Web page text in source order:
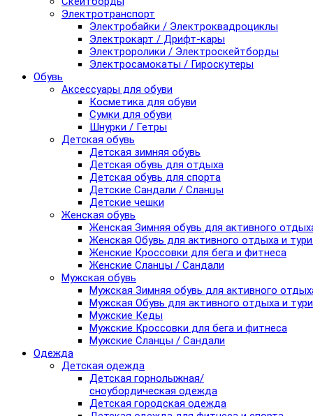
Электротранспорт
Электробайки / Электроквадроциклы
Электрокарт / Дрифт-кары
Электроролики / Электроскейтборды
Электросамокаты / Гироскутеры
Обувь
Аксессуары для обуви
Косметика для обуви
Сумки для обуви
Шнурки / Гетры
Детская обувь
Детская зимняя обувь
Детская обувь для отдыха
Детская обувь для спорта
Детские Сандали / Сланцы
Детские чешки
Женская обувь
Женская Зимняя обувь для активного
Женская Обувь для активного отдыха и
Женские Кроссовки для бега и фитнеса
Женские Сланцы / Сандали
Мужская обувь
Мужская Зимняя обувь для активного
Мужская Обувь для активного отдыха и
Мужские Кеды
Мужские Кроссовки для бега и фитнеса
Мужские Сланцы / Сандали
Одежда
Детская одежда
Детская горнолыжная/
сноубордическая одежда
Детская городская одежда